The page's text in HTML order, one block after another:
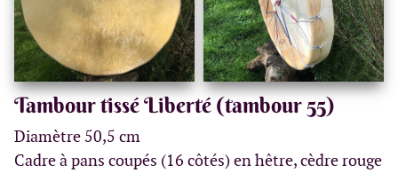
Tambour tissé Liberté (tambour 55)
Diamètre 50,5 cm
Cadre à pans coupés (16 côtés) en hêtre, cèdre rouge